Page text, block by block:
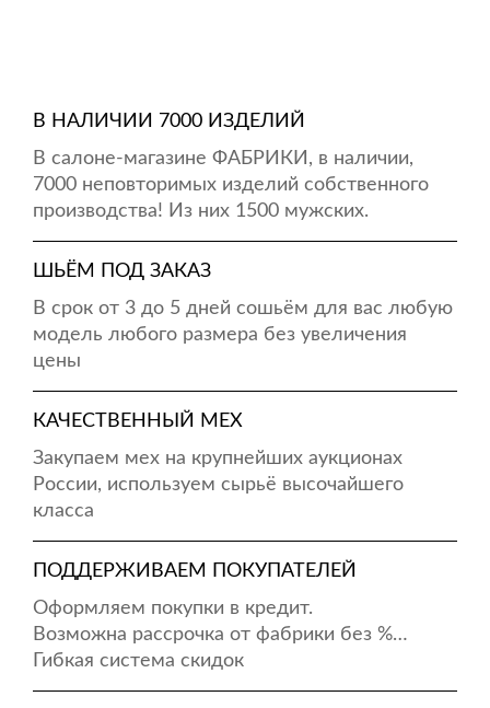
В НАЛИЧИИ 7000 ИЗДЕЛИЙ
В салоне-магазине ФАБРИКИ, в наличии,
7000 неповторимых изделий собственного
производства! Из них 1500 мужских.
ШЬЁМ ПОД ЗАКАЗ
В срок от 3 до 5 дней сошьём для вас любую
модель любого размера без увеличения
цены
КАЧЕСТВЕННЫЙ МЕХ
Закупаем мех на крупнейших аукционах
России, используем сырьё высочайшего
класса
ПОДДЕРЖИВАЕМ ПОКУПАТЕЛЕЙ
Оформляем покупки в кредит.
Возможна рассрочка от фабрики без %…
Гибкая система скидок